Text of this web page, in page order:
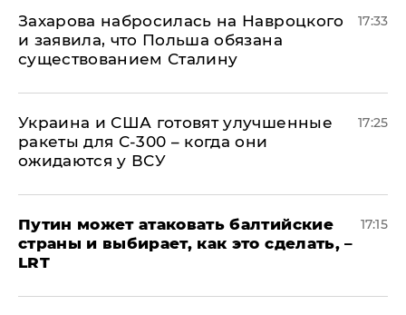
​Захарова набросилась на Навроцкого
и заявила, что Польша обязана
существованием Сталину
17:33
Украина и США готовят улучшенные
ракеты для С-300 – когда они
ожидаются у ВСУ
17:25
Путин может атаковать балтийские
страны и выбирает, как это сделать, –
LRT
17:15